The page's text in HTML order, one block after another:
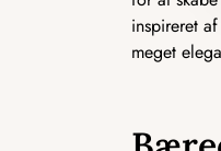
inspireret
meget